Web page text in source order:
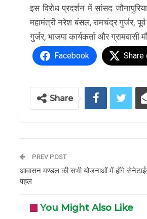
इस विरोध प्रदर्शन में सांसद
महामंत्री नरेश बंसल, रामचंद्र गुर्जर,
गुर्जर, भाजपा कार्यकर्ता और ग्रामवासी
Facebook Share
Share
PREV POST
आवासन मण्डल की सभी योजनाओं में होंगे
पहल
You Might Also Like